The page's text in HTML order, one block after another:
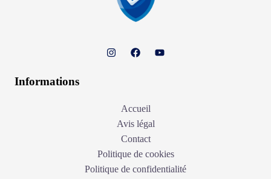
Informations
Accueil
Avis légal
Contact
Politique de cookies
Politique de confidentialité